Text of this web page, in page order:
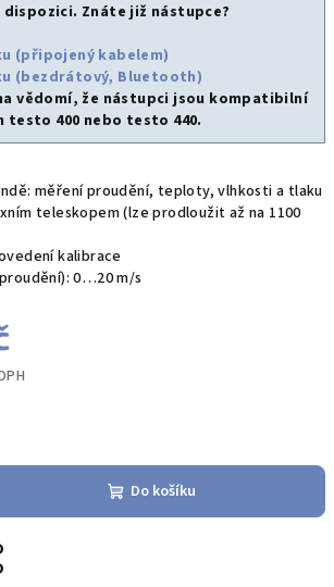
Znáte již nástupce?
(připojený kabelem)
(bezdrátový, Bluetooth)
vědomí, že nástupci jsou kompatibilní
testo 400 nebo testo 440.
měření proudění, teploty, vlhkosti a tlaku
teleskopem (lze prodloužit až na 1100
kalibrace
0…20 m/s
Do košíku